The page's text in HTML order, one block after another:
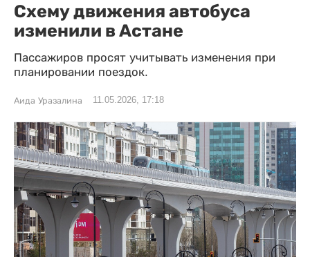
Схему движения автобуса
изменили в Астане
Пассажиров просят учитывать изменения при
планировании поездок.
Аида Уразалина 11.05.2026, 17:18